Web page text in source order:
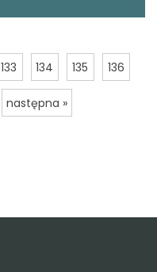
133 134 135 136
następna »